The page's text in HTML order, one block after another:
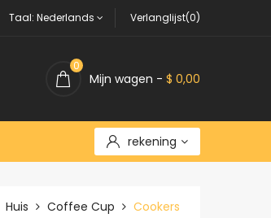
Taal: Nederlands Verlanglijst(0)
Mijn wagen - $ 0,00
0
rekening
Huis Coffee Cup Cookers